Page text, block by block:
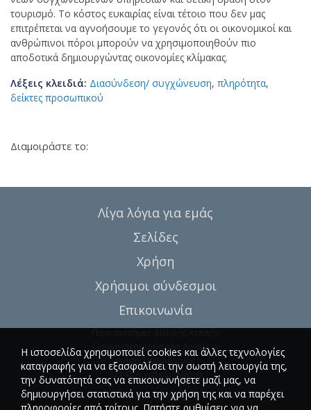
τουρισμό. Το κόστος ευκαιρίας είναι τέτοιο που δεν μας
επιτρέπεται να αγνοήσουμε το γεγονός ότι οι οικονομικοί και
ανθρώπινοι πόροι μπορούν να χρησιμοποιηθούν πιο
αποδοτικά δημιουργώντας οικονομίες κλίμακας.
Λέξεις κλειδιά: Διασύνδεση/ συγχώνευση, πληρότητα,
δείκτες προσωπικού
Διαμοιράστε το:
Λίγα λόγια για εμάς
Σελίδες
Χρήση
Χρήσιμοι σύνδεσμοι
Επικοινωνία
Πανεπιστήμιο Δυτικής Αττικής
Πανεπιστημιούπολη Αιγάλεω
Αγίου Σπυρίδωνος
12243 Αιγάλεω, Αθήνα
T.:6946857254
Η ιστοσελίδα χρησιμοποιεί cookies και άλλες τεχνολογίες
καταγραφής για να εξασφαλίσει την σωστή λειτουργία της,
την δυνατότητά σας να επικοινωνήσετε μαζί μας, να
δημιουργήσει στατιστικά για την χρήση της και να παρέχει